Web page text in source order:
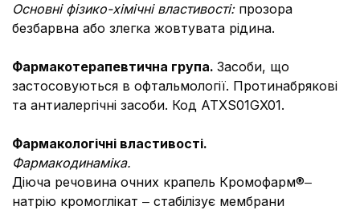
Основні фізико-хімічні властивості: прозора
безбарвна або злегка жовтувата рідина.
Фармакотерапевтична група. Засоби, що
застосовуються в офтальмології. Протинабрякові
та антиалергічні засоби. Код АТХS01GX01.
Фармакологічні властивості.
Фармакодинаміка.
Діюча речовина очних крапель Кромофарм®‒
натрію кромоглікат ‒ стабілізує мембрани